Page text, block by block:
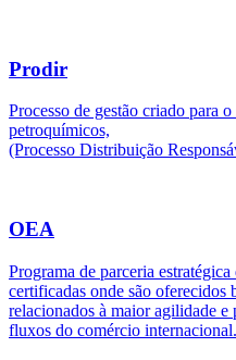
Prodir
Processo de gestão criado para
petroquímicos,
(Processo Distribuição
OEA
Programa de parceria
certificadas onde são
relacionados à maior agilidade e
fluxos do comércio internacional.